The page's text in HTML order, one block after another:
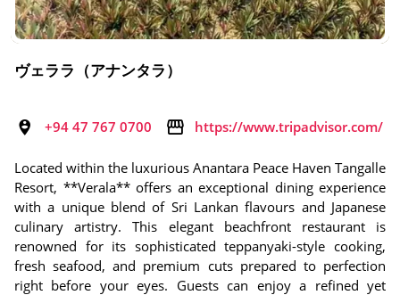
ヴェララ（アナンタラ）
+94 47 767 0700 https://www.tripadvisor.com/
Located within the luxurious Anantara Peace Haven Tangalle
Resort, **Verala** offers an exceptional dining experience
with a unique blend of Sri Lankan flavours and Japanese
culinary artistry. This elegant beachfront restaurant is
renowned for its sophisticated teppanyaki-style cooking,
fresh seafood, and premium cuts prepared to perfection
right before your eyes. Guests can enjoy a refined yet